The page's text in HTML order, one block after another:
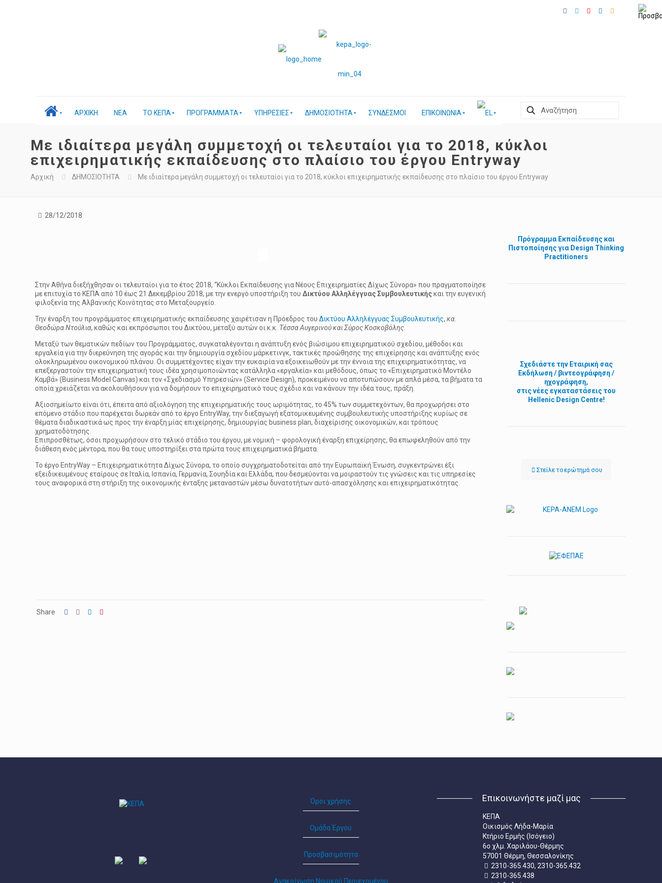
ΑΡΧΙΚΗ ΝΕΑ ΤΟ ΚΕΠΑ ΠΡΟΓΡΑΜΜΑΤΑ ΥΠΗΡΕΣΙΕΣ ΔΗΜΟΣΙΟΤΗΤΑ ΣΥΝΔΕΣΜΟΙ ΕΠΙΚΟΙΝΩΝΙΑ
Με ιδιαίτερα μεγάλη συμμετοχή οι τελευταίοι για το 2018, κύκλοι
επιχειρηματικής εκπαίδευσης στο πλαίσιο του έργου Entryway
Αρχική ΔΗΜΟΣΙΟΤΗΤΑ Με ιδιαίτερα μεγάλη συμμετοχή οι τελευταίοι για το 2018, κύκλοι επιχειρηματικής εκπαίδευσης στο πλαίσιο του έργου Entryway
28/12/2018
Στην Αθήνα διεξήχθησαν οι τελευταίοι για το έτος 2018, “Κύκλοι Εκπαίδευσης για Νέους Επιχειρηματίες Δίχως Σύνορα» που πραγματοποίησε
με επιτυχία το ΚΕΠΑ από 10 έως 21 Δεκεμβρίου 2018, με την ενεργό υποστήριξη του Δικτύου Αλληλέγγυας Συμβουλευτικήςκαι την ευγενική
φιλοξενία της Αλβανικής Κοινότητας στο Μεταξουργείο.
Την έναρξη του προγράμματος επιχειρηματικής εκπαίδευσης χαιρέτισαν η Πρόεδρος τουΔικτύου Αλληλέγγυας Συμβουλευτικής,κα.
Θεοδώρα Ντούλια, καθώς και εκπρόσωποι του Δικτύου, μεταξύ αυτών οι κ.κ. Τέσσα Αυγερινού και Σύρος Κοσκοβόλης
Μεταξύ των θεματικών πεδίων του Προγράμματος, συγκαταλέγονται η ανάπτυξη ενός βιώσιμου επιχειρηματικού σχεδίου, μέθοδοι και
εργαλεία για την διερεύνηση της αγοράς και την δημιουργία σχεδίου μάρκετινγκ, τακτικές προώθησης της επιχείρησης και ανάπτυξης ενός
ολοκληρωμένου οικονομικού πλάνου. Οι συμμετέχοντες είχαν την ευκαιρία να εξοικειωθούν με την έννοια της επιχειρηματικότητας, να
επεξεργαστούν την επιχειρηματική τους ιδέα χρησιμοποιώντας κατάλληλα «εργαλεία» και μεθόδους, όπως το «Επιχειρηματικό Μοντέλο
Καμβά» (Business Model Canvas) και τον «Σχεδιασμό Υπηρεσιών» (Service Design), προκειμένου να αποτυπώσουν με απλά μέσα, τα βήματα τα
οποία χρειάζεται να ακολουθήσουν για να δομήσουν το επιχειρηματικό τους σχέδιο και να κάνουν την ιδέα τους, πράξη.
Αξιοσημείωτο είναι ότι, έπειτα από αξιολόγηση της επιχειρηματικής τους ωριμότητας, το 45% των συμμετεχόντων, θα προχωρήσει στο
επόμενο στάδιο που παρέχεται δωρεάν από το έργο EntryWay, την διεξαγωγή εξατομικευμένης συμβουλευτικής υποστήριξης κυρίως σε
θέματα διαδικαστικά ως προς την έναρξη μίας επιχείρησης, δημιουργίας business plan, διαχείρισης οικονομικών, και τρόπους
χρηματοδότησης.
Επιπροσθέτως, όσοι προχωρήσουν στο τελικό στάδιο του έργου, με νομική – φορολογική έναρξη επιχείρησης, θα επωφεληθούν από την
διάθεση ενός μέντορα, που θα τους υποστηρίξει στα πρώτα τους επιχειρηματικά βήματα.
Το έργο EntryWay – Επιχειρηματικότητα Δίχως Σύνορα, το οποίο συγχρηματοδοτείται από την Ευρωπαϊκή Ένωση, συγκεντρώνει έξι
εξειδικευμένους εταίρους σε Ιταλία, Ισπανία, Γερμανία, Σουηδία και Ελλάδα, που δεσμεύονται να μοιραστούν τις γνώσεις και τις υπηρεσίες
τους αναφορικά στη στήριξη της οικονομικής ένταξης μεταναστών μέσω δυνατοτήτων αυτό-απασχόλησης και επιχειρηματικότητας.
Share
Πρόγραμμα Εκπαίδευσης και
Πιστοποίησης για Design Thinking
Practitioners
Σχεδιάστε την Εταιρική σας
Εκδήλωση / βιντεογράφηση /
ηχογράφηση,
στις νέες εγκαταστάσεις του
Hellenic Design Centre!
Στείλε τo ερώτημά σου
Όροι χρήσης
Ομάδα Έργου
Προσβασιμότητα
Ανακοίνωση Νομικού Περιεχομένου
Επικοινωνήστε μαζί μας
ΚΕΠΑ
Οικισμός Λήδα-Μαρία
Κτήριο Ερμής (Ισόγειο)
6ο χλμ. Χαριλάου-Θέρμης
57001 Θέρμη, Θεσσαλονίκης
2310-365.430, 2310-365.432
2310-365.438